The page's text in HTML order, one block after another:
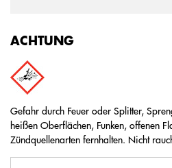
ACHTUNG
Gefahr durch Feuer oder Splitter,
heißen Oberflächen, Funken, offenen
Zündquellenarten fernhalten. Nicht